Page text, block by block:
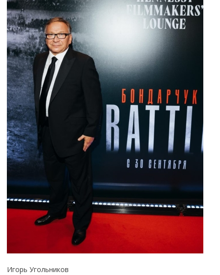
Игорь Угольников